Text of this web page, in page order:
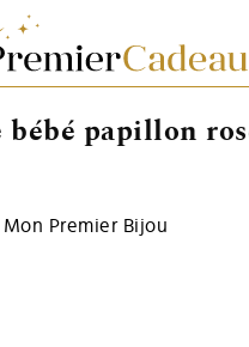
bébé papillon
Mon Premier Bijou